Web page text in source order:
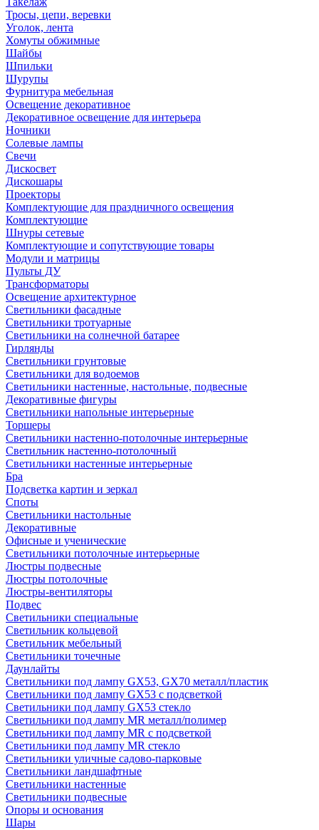
Тросы, цепи, веревки
Уголок, лента
Хомуты обжимные
Шайбы
Шпильки
Шурупы
Фурнитура мебельная
Освещение декоративное
Декоративное освещение для интерьера
Ночники
Солевые лампы
Свечи
Дискосвет
Дискошары
Проекторы
Комплектующие для праздничного освещения
Комплектующие
Шнуры сетевые
Комплектующие и сопутствующие товары
Модули и матрицы
Пульты ДУ
Трансформаторы
Освещение архитектурное
Светильники фасадные
Светильники тротуарные
Светильники на солнечной батарее
Гирлянды
Светильники грунтовые
Светильники для водоемов
Светильники настенные, настольные, подвесные
Декоративные фигуры
Светильники напольные интерьерные
Торшеры
Светильники настенно-потолочные интерьерные
Светильник настенно-потолочный
Светильники настенные интерьерные
Бра
Подсветка картин и зеркал
Споты
Светильники настольные
Декоративные
Офисные и ученические
Светильники потолочные интерьерные
Люстры подвесные
Люстры потолочные
Люстры-вентиляторы
Подвес
Светильники специальные
Светильник кольцевой
Светильник мебельный
Светильники точечные
Даунлайты
Светильники под лампу GX53, GX70 металл/пластик
Светильники под лампу GX53 с подсветкой
Светильники под лампу GX53 стекло
Светильники под лампу MR металл/полимер
Светильники под лампу MR с подсветкой
Светильники под лампу MR стекло
Светильники уличные садово-парковые
Светильники ландшафтные
Светильники настенные
Светильники подвесные
Опоры и основания
Шары